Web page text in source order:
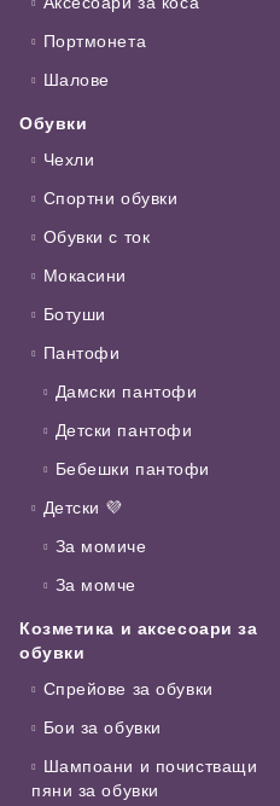
Портмонета
Шалове
Обувки
Чехли
Спортни обувки
Обувки с ток
Мокасини
Ботуши
Пантофи
Дамски пантофи
Детски пантофи
Бебешки пантофи
Детски 💜
За момиче
За момче
Козметика и аксесоари за
обувки
Спрейове за обувки
Бои за обувки
Шампоани и почистващи
пяни за обувки